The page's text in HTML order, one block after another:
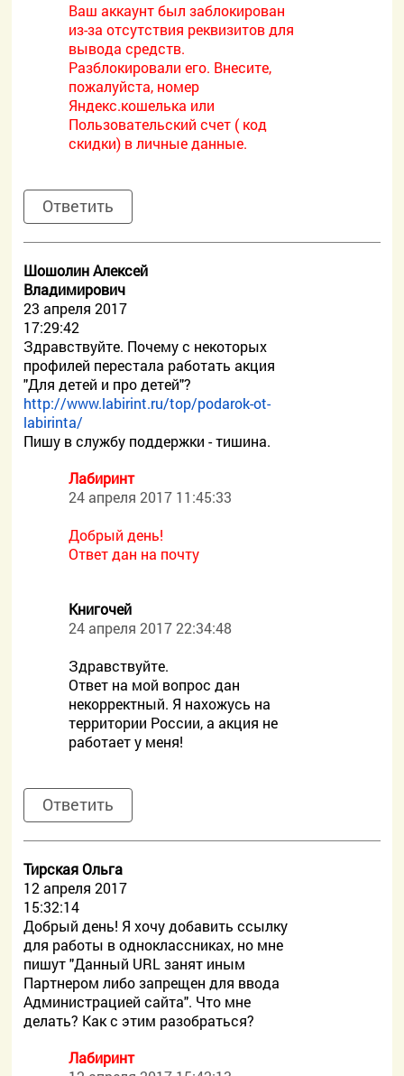
Ваш аккаунт был заблокирован
из-за отсутствия реквизитов для
вывода средств.
Разблокировали его. Внесите,
пожалуйста, номер
Яндекс.кошелька или
Пользовательский счет ( код
скидки) в личные данные.
Ответить
Шошолин Алексей
Владимирович
23 апреля 2017
17:29:42
Здравствуйте. Почему с некоторых
профилей перестала работать акция
"Для детей и про детей"?
http://www.labirint.ru/top/podarok-ot-
labirinta/
Пишу в службу поддержки - тишина.
Лабиринт
24 апреля 2017 11:45:33
Добрый день!
Ответ дан на почту
Книгочей
24 апреля 2017 22:34:48
Здравствуйте.
Ответ на мой вопрос дан
некорректный. Я нахожусь на
территории России, а акция не
работает у меня!
Ответить
Тирская Ольга
12 апреля 2017
15:32:14
Добрый день! Я хочу добавить ссылку
для работы в одноклассниках, но мне
пишут "Данный URL занят иным
Партнером либо запрещен для ввода
Администрацией сайта". Что мне
делать? Как с этим разобраться?
Лабиринт